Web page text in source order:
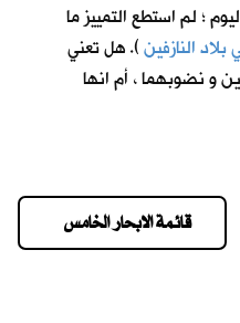
؛ لم استطع التمييز ما
النازفين). هل تعني
و نضوبهما ، أم انها
قائمة الابحار الخامس